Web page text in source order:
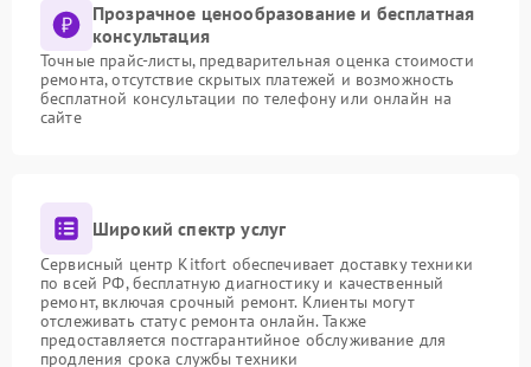
Прозрачное ценообразование и бесплатная
консультация
Точные прайс-листы, предварительная оценка стоимости
ремонта, отсутствие скрытых платежей и возможность
бесплатной консультации по телефону или онлайн на
сайте
Широкий спектр услуг
Сервисный центр Kitfort обеспечивает доставку техники
по всей РФ, бесплатную диагностику и качественный
ремонт, включая срочный ремонт. Клиенты могут
отслеживать статус ремонта онлайн. Также
предоставляется постгарантийное обслуживание для
продления срока службы техники